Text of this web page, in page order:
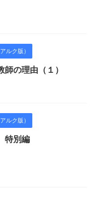
ルク版）
の理由（１）
ルク版）
特別編